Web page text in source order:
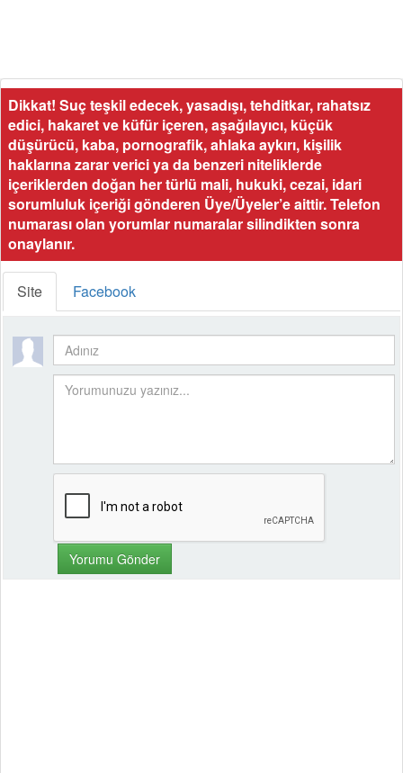
Dikkat! Suç teşkil edecek, yasadışı, tehditkar, rahatsız
edici, hakaret ve küfür içeren, aşağılayıcı, küçük
düşürücü, kaba, pornografik, ahlaka aykırı, kişilik
haklarına zarar verici ya da benzeri niteliklerde
içeriklerden doğan her türlü mali, hukuki, cezai, idari
sorumluluk içeriği gönderen Üye/Üyeler’e aittir. Telefon
numarası olan yorumlar numaralar silindikten sonra
onaylanır.
Site Facebook